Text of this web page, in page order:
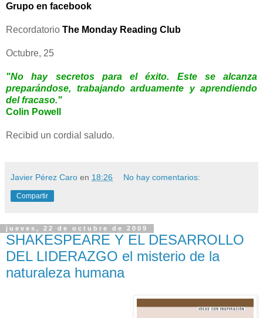
Grupo en facebook
Recordatorio The Monday Reading Club
Octubre, 25
"No hay secretos para el éxito. Este se alcanza
preparándose, trabajando arduamente y aprendiendo
del fracaso."
Colin Powell
Recibid un cordial saludo.
Javier Pérez Caro en 18:26 No hay comentarios:
Compartir
jueves, 22 de octubre de 2009
SHAKESPEARE Y EL DESARROLLO
DEL LIDERAZGO el misterio de la
naturaleza humana